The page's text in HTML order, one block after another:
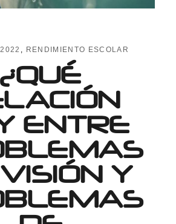
RENDIMIENTO ESCOLAR
¿QUÉ
ENTRE
Y